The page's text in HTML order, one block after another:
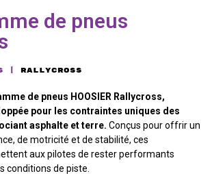
de pneus
Rallycross
de pneus HOOSIER Rallycross,
pour les contraintes uniques des
asphalte et terre. Conçus pour offrir un
de motricité et de stabilité, ces
aux pilotes de rester performants
conditions de piste.